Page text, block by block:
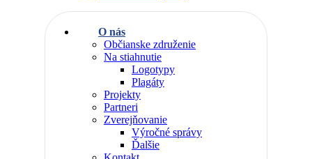
O nás
Občianske združenie
Na stiahnutie
Logotypy
Plagáty
Projekty
Partneri
Zverejňovanie
Výročné správy
Ďalšie